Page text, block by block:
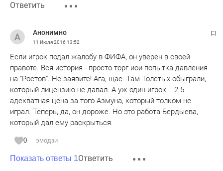
Ответить
Анонимно
11 Июля 2016 13:52
Если игрок подал жалобу в ФИФА, он уверен в своей
правоте. Вся история - просто торг иои попытка давления
на "Ростов". Не заявите! Ага, щас. Там Толстых обыграли,
который лицензию не давал. А уж один игрок... 2.5 -
адекватная цена за того Азмуна, который толком не
играл. Теперь, да, он дороже. Но это работа Бердыева,
который дал ему раскрыться.
0 эмодзи
Показать ответы 1Ответить